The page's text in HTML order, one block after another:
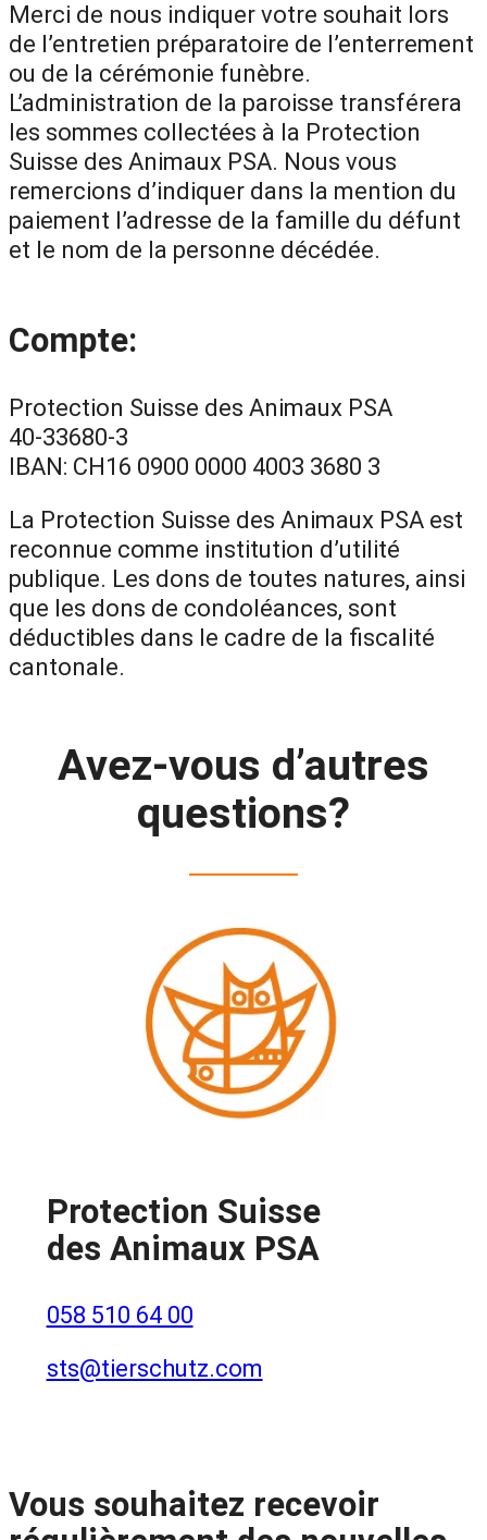
Merci de nous indiquer votre souhait lors
de l’entretien préparatoire de l’enterrement
ou de la cérémonie funèbre.
L’administration de la paroisse transférera
les sommes collectées à la Protection
Suisse des Animaux PSA. Nous vous
remercions d’indiquer dans la mention du
paiement l’adresse de la famille du défunt
et le nom de la personne décédée.
Compte:
Protection Suisse des Animaux PSA
40-33680-3
IBAN: CH16 0900 0000 4003 3680 3
La Protection Suisse des Animaux PSA est
reconnue comme institution d’utilité
publique. Les dons de toutes natures, ainsi
que les dons de condoléances, sont
déductibles dans le cadre de la fiscalité
cantonale.
Avez-vous d’autres
questions?
Protection Suisse
des Animaux PSA
058 510 64 00
sts@tierschutz.com
Vous souhaitez recevoir